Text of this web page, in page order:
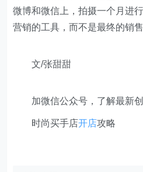
微博和微信上，拍摄一个月进
营销的工具，而不是最终的销售
文/张甜甜
加微信公众号，了解最新创
时尚买手店开店攻略